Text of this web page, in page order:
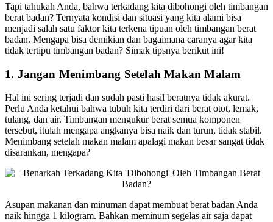
Tapi tahukah Anda, bahwa terkadang kita dibohongi oleh timbangan
berat badan? Ternyata kondisi dan situasi yang kita alami bisa
menjadi salah satu faktor kita terkena tipuan oleh timbangan berat
badan. Mengapa bisa demikian dan bagaimana caranya agar kita
tidak tertipu timbangan badan? Simak tipsnya berikut ini!
1. Jangan Menimbang Setelah Makan Malam
Hal ini sering terjadi dan sudah pasti hasil beratnya tidak akurat.
Perlu Anda ketahui bahwa tubuh kita terdiri dari berat otot, lemak,
tulang, dan air. Timbangan mengukur berat semua komponen
tersebut, itulah mengapa angkanya bisa naik dan turun, tidak stabil.
Menimbang setelah makan malam apalagi makan besar sangat tidak
disarankan, mengapa?
Asupan makanan dan minuman dapat membuat berat badan Anda
naik hingga 1 kilogram. Bahkan meminum segelas air saja dapat